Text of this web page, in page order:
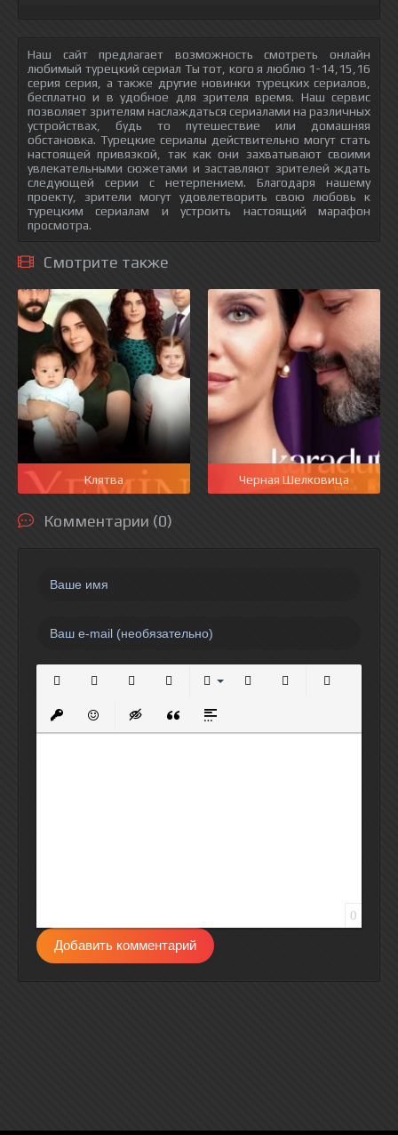
Наш сайт предлагает возможность смотреть онлайн
любимый турецкий сериал Ты тот, кого я люблю 1-14,15,16
серия серия, а также другие новинки турецких сериалов,
бесплатно и в удобное для зрителя время. Наш сервис
позволяет зрителям наслаждаться сериалами на различных
устройствах, будь то путешествие или домашняя
обстановка. Турецкие сериалы действительно могут стать
настоящей привязкой, так как они захватывают своими
увлекательными сюжетами и заставляют зрителей ждать
следующей серии с нетерпением. Благодаря нашему
проекту, зрители могут удовлетворить свою любовь к
турецким сериалам и устроить настоящий марафон
просмотра.
Смотрите также
Клятва Черная Шелковица
Комментарии (0)
Вставить защищенную ссылку
Вставить смайлик
Вставка скрытого текста
Вставка цитаты
Вставка спойлера
0
Добавить комментарий